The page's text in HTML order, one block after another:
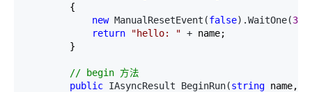
        {
new ManualResetEvent(false).WaitOne(
return
"hello: " + name;
        }
// begin 方法
public IAsyncResult BeginRun(string name,